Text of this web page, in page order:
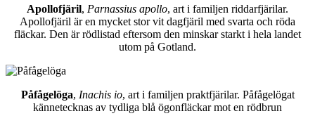
Apollofjäril, Parnassius apollo, art i familjen riddarfjärilar.
Apollofjäril är en mycket stor vit dagfjäril med svarta och röda
fläckar. Den är rödlistad eftersom den minskar starkt i hela landet
utom på Gotland.
Påfågelöga, Inachis io, art i familjen praktfjärilar. Påfågelögat
kännetecknas av tydliga blå ögonfläckar mot en rödbrun